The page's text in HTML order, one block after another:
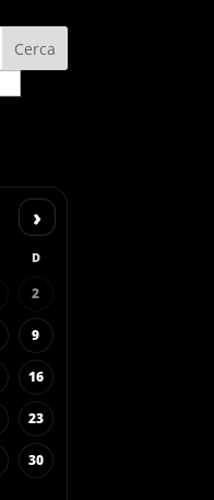
›
D
2
9
16
23
30